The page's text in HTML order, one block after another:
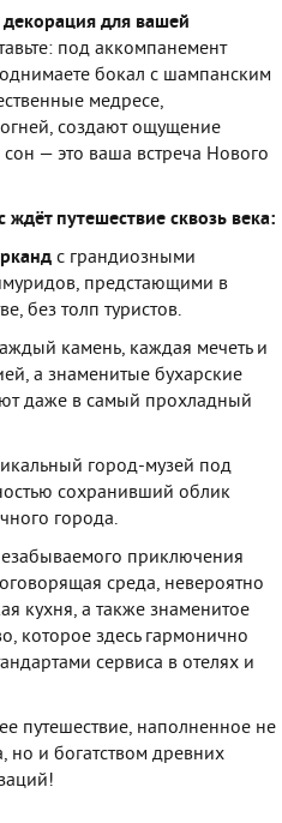
для вашей
под аккомпанемент
бокал с шампанским
медресе,
создают ощущение
— это ваша встреча Нового
путешествие сквозь века:
с грандиозными
предстающими в
без толп туристов.
камень, каждая мечеть и
а знаменитые бухарские
даже в самый прохладный
город-музей под
сохранивший облик
города.
приключения
среда, невероятно
кухня, а также знаменитое
которое здесь гармонично
сервиса в отелях и
путешествие, наполненное не
но и богатством древних